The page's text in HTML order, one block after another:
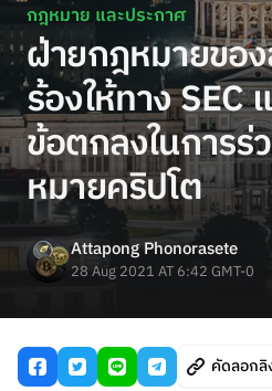
กฎหมาย และประกาศ
ฝ่ายกฎหมายขอ
ร้องให้ทาง SEC
ข้อตกลงในการ
หมายคริปโต
Attapong Phonorasete
28 Aug 2021 AT 6:42 GMT-0
คัดลอก